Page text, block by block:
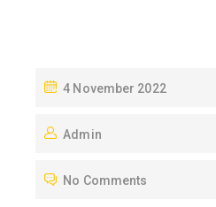
P
S
E
4 November 2022
Admin
No Comments